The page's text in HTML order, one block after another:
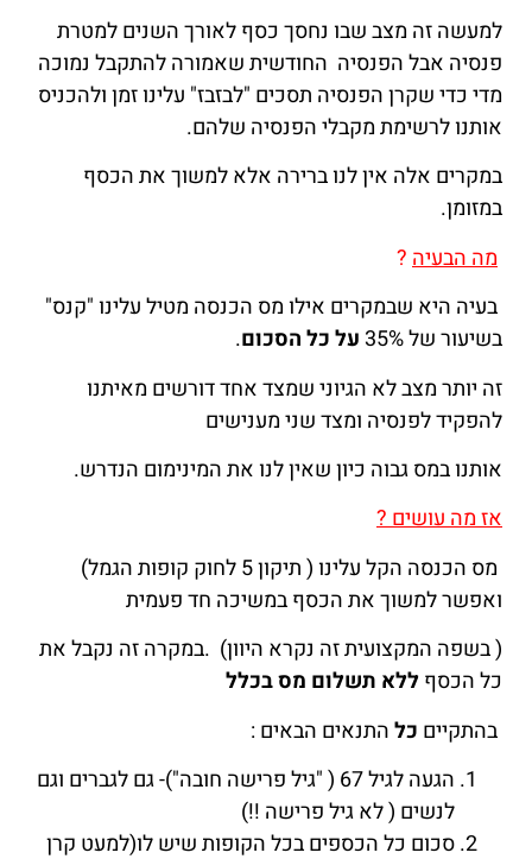
למעשה זה מצב שבו נחסך כסף לאורך השנים למטרת
פנסיה אבל הפנסיה החודשית שאמורה להתקבל נמוכה
מדי כדי שקרן הפנסיה תסכים "לבזבז" עלינו זמן ולהכניס
אותנו לרשימת מקבלי הפנסיה שלהם.
במקרים אלה אין לנו ברירה אלא למשוך את הכסף
במזומן.
מה הבעיה?
בעיה היא שבמקרים אילו מס הכנסה מטיל עלינו "קנס"
בשיעור של 35%
על כל הסכום.
זה יותר מצב לא הגיוני שמצד אחד דורשים מאיתנו
להפקיד לפנסיה ומצד שני מענישים
אותנו במס גבוה כיון שאין לנו את המינימום הנדרש.
אז מה עושים ?
מס הכנסה הקל עלינו ( תיקון 5 לחוק קופות הגמל)
ואפשר למשוך את הכסף במשיכה חד פעמית
( בשפה המקצועית זה נקרא היוון) .במקרה זה נקבל את
כל הכסףללא תשלום מס בכלל
בהתקיים כלהתנאים הבאים :
הגעה לגיל 67 ( "גיל פרישה חובה")- גם לגברים וגם
לנשים ( לא גיל פרישה !!)
סכום כל הכספים בכל הקופות שיש לו(למעט קרן